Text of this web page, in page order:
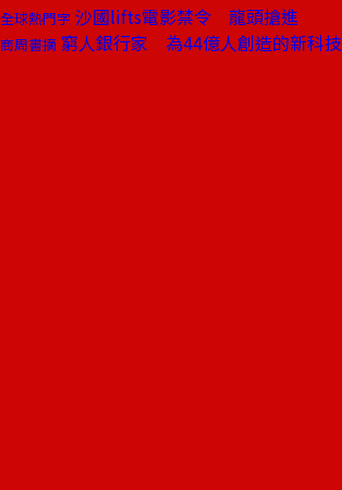
全球熱門字 沙國lifts電影禁令 龍頭搶進
商周書摘 窮人銀行家 為44億人創造的新科技